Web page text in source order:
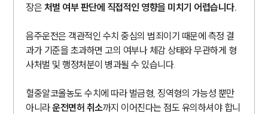
장은 처벌 여부 판단에 직접적인 영향을 미치기 어렵습니다.
음주운전은 객관적인 수치 중심의 범죄이기 때문에 측정 결
과가 기준을 초과하면 고의 여부나 체감 상태와 무관하게 형
사처벌 및 행정처분이 병과될 수 있습니다.
혈중알코올농도 수치에 따라 벌금형, 징역형의 가능성 뿐만
아니라운전면허 취소까지 이어진다는 점도 유의하셔야 합니